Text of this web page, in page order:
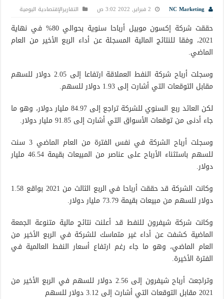
NC Marketing 2 فبراير, 2022 3:02 ص التقاريرالإقتصادية اليومية
حققت شركة إكسون موبيل أرباحا سنوية بحوالي 80% في نهاية
2021، وفقا للنتائج المالية المسجلة عن أداء الربع الأخير من العام
الماضي.
وسجلت أرباح شركة النفط العملاقة ارتفاعا إلى 2.05 دولار للسهم
مقابل التوقعات التي أشارت إلى 1.93 دولار للسهم.
لكن العائد ربع السنوي للشركة تراجع إلى 84.97 مليار دولار، وهو ما
جاء أدنى من توقعات الأسواق التي أشارت إلى 91.85 مليار دولار.
وسجلت أرباح الشركة في نفس الفترة من العام الماضي 3 سنت
للسهم باستثناء الأرباح على عناصر من المبيعات بقيمة 46.54 مليار
دولار.
وكانت الشركة قد حققت أرباحا في الربع الثالث من 2021 بواقع 1.58
دولار للسهم من مبيعات بقيمة 73.79 مليار دولار.
وكانت شركة شيفرون للنفط قد أعلنت نتائج مالية متنوعة الجمعة
الماضية كشفت عن أداء غير متماسك للشركة في الربع الأخير من
العام الماضي، وهو ما جاء رغم ارتفاع أسعار النفط العالمية في
الفترة الأخيرة.
وتراجعت أرباح شيفرون إلى 2.56 دولار للسهم في الربع الأخير من
2021 مقابل التوقعات التي أشارت إلى 3.12 دولار للسهم